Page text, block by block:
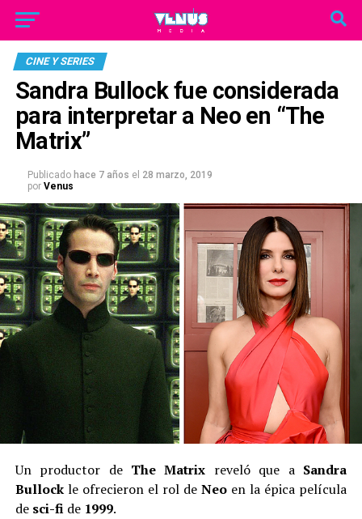
CINE Y SERIES
Sandra Bullock fue considerada
para interpretar a Neo en “The
Matrix”
Publicado hace 7 años el 28 marzo, 2019
por Venus
Un productor de The Matrix reveló que a Sandra
Bullockle ofrecieron el rol deNeo en la épica película
de sci-fide1999.